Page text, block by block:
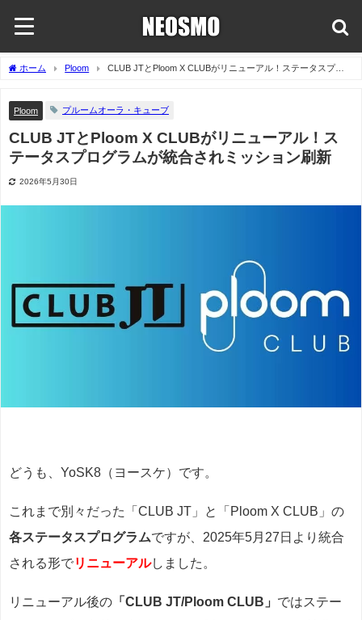
ホーム Ploom
CLUB JTとPloom X CLUBがリニューアル！ステータスプロ
Ploom プルームオーラ・キューブ
CLUB JTとPloom X CLUBがリニューアル！ス
テータスプログラムが統合されミッション刷新
2026年5月30日
どうも、YoSK8（ヨースケ）です。
これまで別々だった「CLUB JT」と「Ploom X CLUB」の
各ステータスプログラムですが、2025年5月27日より統合
される形でリニューアルしました。
リニューアル後の 「CLUB JT/Ploom CLUB」 ではステー